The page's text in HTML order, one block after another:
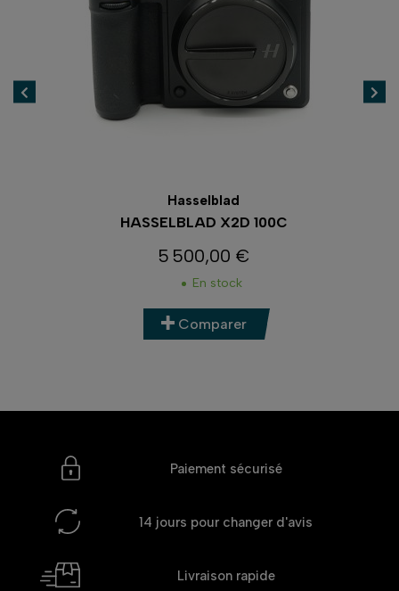
Hasselblad
HASSELBLAD X2D 100C
Prix
5 500,00 €
En stock
Comparer
Paiement sécurisé
14 jours pour changer d'avis
Livraison rapide